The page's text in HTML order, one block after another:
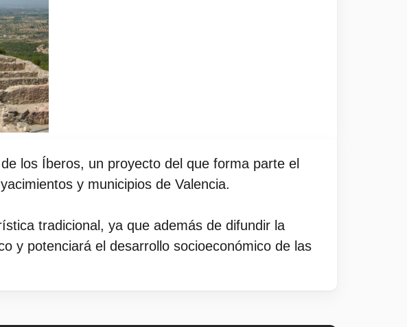
los Íberos, un proyecto del que forma parte el
y municipios de Valencia.
tradicional, ya que además de difundir la
y potenciará el desarrollo socioeconómico de las